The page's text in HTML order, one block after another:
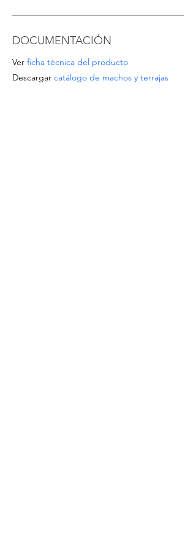
DOCUMENTACIÓN
Ver ficha técnica del producto
Descargar catálogo de machos y terrajas